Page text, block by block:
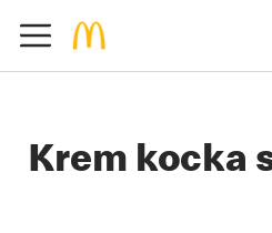
Krem kocka